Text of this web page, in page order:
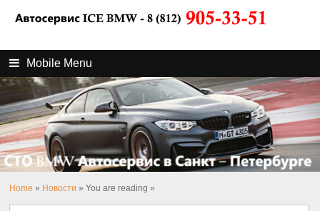
Mobile Menu
Home » Новости » You are reading »